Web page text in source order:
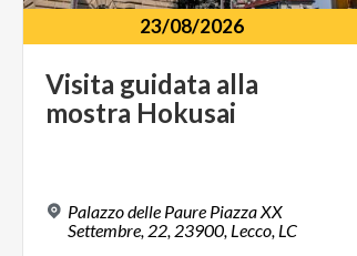
23/08/2026
Visita guidata alla
mostra Hokusai
Palazzo delle Paure Piazza XX
Settembre, 22, 23900, Lecco, LC